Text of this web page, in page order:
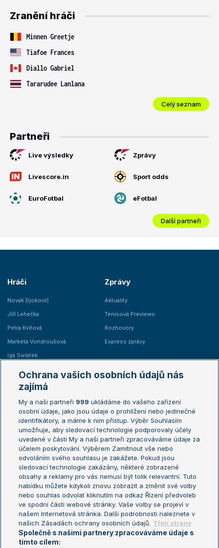
Zranění hráči
Minnen Greetje
Tiafoe Frances
Diallo Gabriel
Tararudee Lanlana
Celý seznam
Partneři
Live výsledky Zprávy
Livescore.in Sport odds
EuroFotbal eFotbal
Další partneři
Hráči
Novak Djokovič
Jiří Lehečka
Petra Kvitová
Markéta Vondroušová
Iga Swiatek
Zprávy
Aktuality
Tenisová Previews
Rozhovory
Express zprávy
Žebříčky
Žebříček ATP (muži)
Žebříček WTA (ženy)
Sázkařský žebříček
Australian Open
French Open
Wimbledon
US Open
Turnaj mistrů
Turnaj mistryň
Aktualní trendy
Fotbalové přestupy
Livesport Daily
LS Prague Open
Ochrana vašich osobních údajů nás
zajímá
My a naši partneři 999 ukládáme do vašeho zařízení
osobní údaje, jako jsou údaje o prohlížení nebo jedinečné
identifikátory, a máme k nim přístup. Výběr Souhlasím
umožňuje, aby sledovací technologie podporovaly účely
uvedené v části My a naši partneři zpracováváme údaje za
účelem poskytování. Výběrem Zamítnout vše nebo
odvoláním svého souhlasu je zakážete. Pokud jsou
sledovací technologie zakázány, některé zobrazené
obsahy a reklamy pro vás nemusí být tolik relevantní. Tuto
nabídku můžete kdykoli znovu zobrazit a změnit své volby
nebo souhlas odvolat kliknutím na odkaz Řízení předvoleb
ve spodní části webové stránky. Vaše volby se projeví v
našem Internetová stránka. Další podrobnosti naleznete v
našich Zásadách ochrany osobních údajů. Třetí strany
Společně s našimi partnery zpracováváme údaje s
tímto cílem: